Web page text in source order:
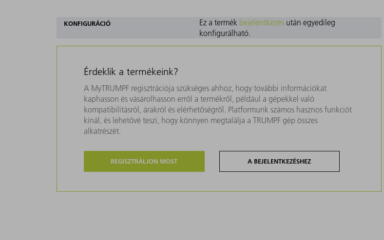
KONFIGURÁCIÓ Ez a termék bejelentkezésután egyedileg
konfigurálható.
Érdeklik a termékeink?
A MyTRUMPF regisztrációja szükséges ahhoz, hogy további információkat
kaphasson és vásárolhasson erről a termékről, például a gépekkel való
kompatibilitásról, árakról és elérhetőségről. Platformunk számos hasznos funkciót
kínál, és lehetővé teszi, hogy könnyen megtalálja a TRUMPF gép összes
alkatrészét.
REGISZTRÁLJON MOST A BEJELENTKEZÉSHEZ